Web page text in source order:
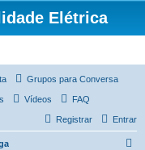
Elétrica
Grupos para Conversa
Vídeos FAQ
Entrar
Registrar